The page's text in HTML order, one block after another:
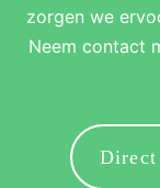
zorgen we
Neem contact
Direct